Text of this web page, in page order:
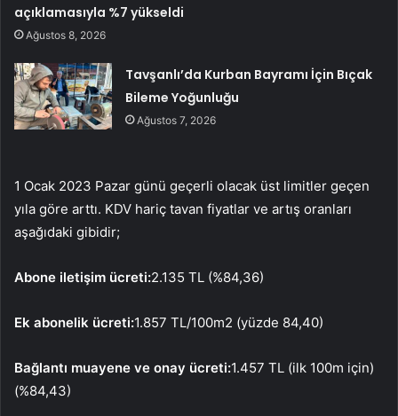
açıklamasıyla %7 yükseldi
Ağustos 8, 2026
Tavşanlı’da Kurban Bayramı İçin Bıçak
Bileme Yoğunluğu
Ağustos 7, 2026
1 Ocak 2023 Pazar günü geçerli olacak üst limitler geçen
yıla göre arttı. KDV hariç tavan fiyatlar ve artış oranları
aşağıdaki gibidir;
Abone iletişim ücreti:2.135 TL (%84,36)
Ek abonelik ücreti:1.857 TL/100m2 (yüzde 84,40)
Bağlantı muayene ve onay ücreti:1.457 TL (ilk 100m için)
(%84,43)